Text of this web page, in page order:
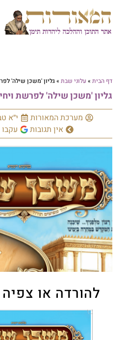
דף הבית » עלוני שבת »גליון 'משכן שילה'
גליון 'משכן שילה' לפרשת
מערכת המאורות י״א
אין תגובות
עקבו
להורדה או